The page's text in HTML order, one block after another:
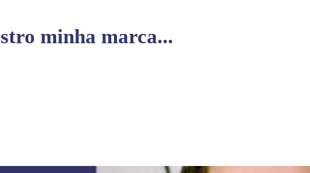
minha marca...